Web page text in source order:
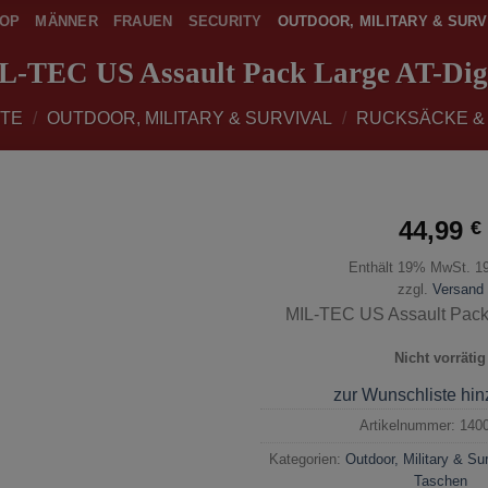
MÄNNER FRAUEN SECURITY OUTDOOR, MILITARY &
TEC US Assault Pack Large AT-
/ OUTDOOR, MILITARY & SURVIVAL / RUCKSÄCKE
44,99 €
Enthält 19% MwSt.
zzgl. Versand
MIL-TEC US Assault
Nicht vorrätig
zur Wunschliste
Artikelnummer:
Kategorien: Outdoor, Military &
Taschen